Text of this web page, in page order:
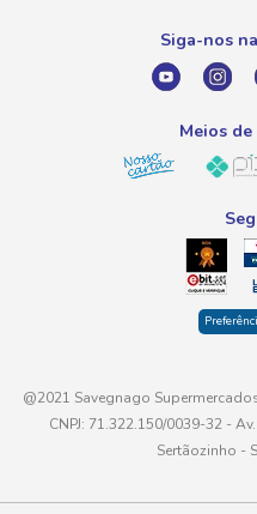
Siga-nos
Meios
@2021 Savegnago
CNPJ: 71.322.150/0039-32 -
Sertãozinho -